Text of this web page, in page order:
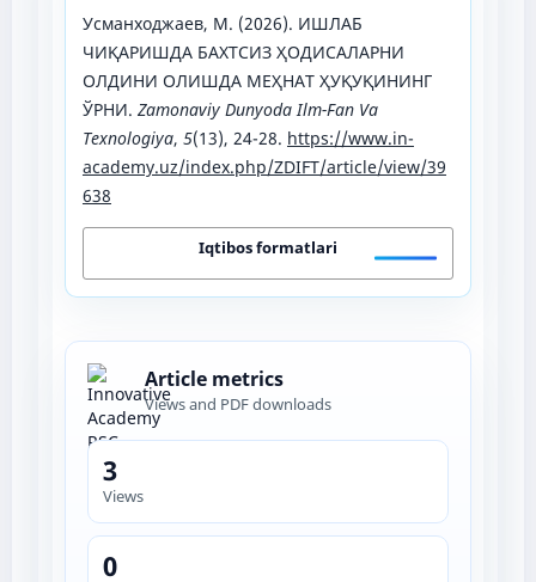
Усманходжаев, М. (2026). ИШЛАБ
ЧИҚАРИШДА БАХТСИЗ ҲОДИСАЛАРНИ
ОЛДИНИ ОЛИШДА МЕҲНАТ ҲУҚУҚИНИНГ
ЎРНИ. Zamonaviy Dunyoda Ilm-Fan Va
Texnologiya, 5(13), 24-28. https://www.in-
academy.uz/index.php/ZDIFT/article/view/39
638
Iqtibos formatlari
Article metrics
Views and PDF downloads
3
Views
0